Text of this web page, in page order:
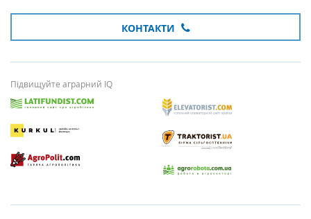
КОНТАКТИ
Підвищуйте аграрний IQ